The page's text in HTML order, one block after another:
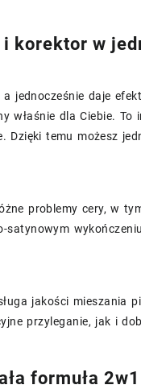
korektor w
jednocześnie daje efekt
właśnie dla Ciebie. To
Dzięki temu możesz
problemy cery, w
jakości mieszania
przyleganie, jak i
formuła 2w1